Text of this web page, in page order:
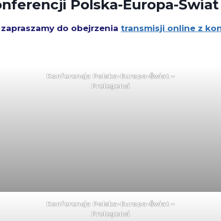
Polska-Europa-Świat
do obejrzenia transmisji online z
Konferencja Polska-Europa-Świat –
Prelegenci
Konferencja Polska-Europa-Świat –
Prelegenci